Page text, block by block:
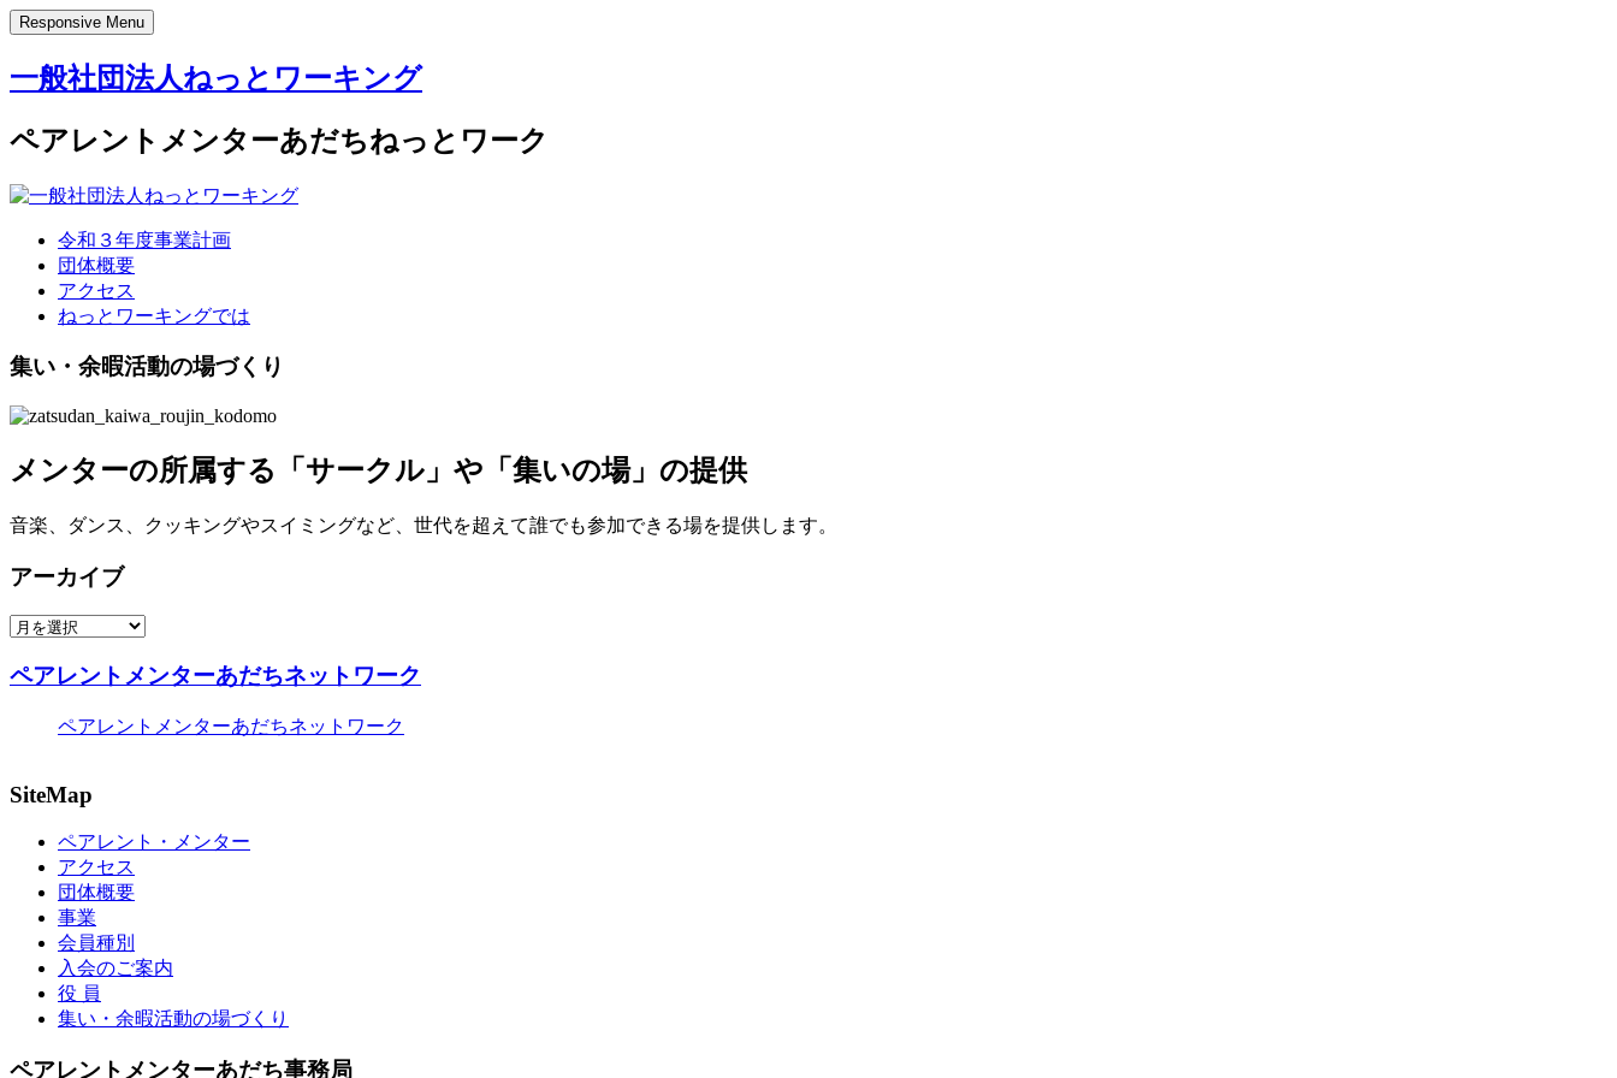
Responsive Menu
一般社団法人ねっとワーキング
ペアレントメンターあだちねっとワーク
令和３年度事業計画
団体概要
アクセス
ねっとワーキングでは
集い・余暇活動の場づくり
メンターの所属する「サークル」や「集いの場」の提供
音楽、ダンス、クッキングやスイミングなど、世代を超えて誰でも参加できる場を提供します。
アーカイブ
ア
カ
ペアレントメンターあだちネットワーク
ペアレントメンターあだちネットワーク
SiteMap
ペアレント・メンター
アクセス
団体概要
事業
会員種別
入会のご案内
役 員
集い・余暇活動の場づくり
ペアレントメンターあだち事務局